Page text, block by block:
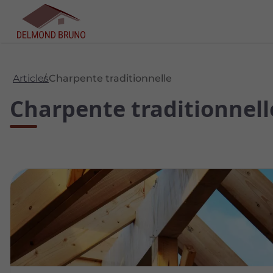
ArticlesCharpente traditionnelle
Charpente